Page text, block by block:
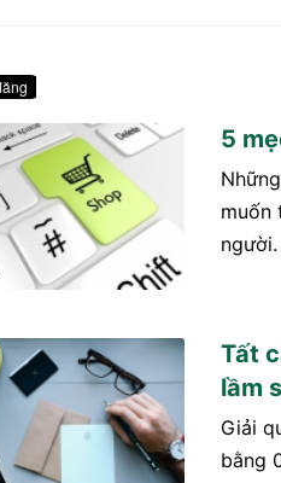
5
muốn
người.
Tất
lầm
Giải
bằng